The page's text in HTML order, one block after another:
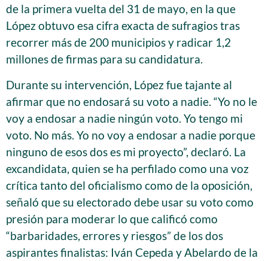
de la primera vuelta del 31 de mayo, en la que
López obtuvo esa cifra exacta de sufragios tras
recorrer más de 200 municipios y radicar 1,2
millones de firmas para su candidatura.
Durante su intervención, López fue tajante al
afirmar que no endosará su voto a nadie. “Yo no le
voy a endosar a nadie ningún voto. Yo tengo mi
voto. No más. Yo no voy a endosar a nadie porque
ninguno de esos dos es mi proyecto”, declaró. La
excandidata, quien se ha perfilado como una voz
crítica tanto del oficialismo como de la oposición,
señaló que su electorado debe usar su voto como
presión para moderar lo que calificó como
“barbaridades, errores y riesgos” de los dos
aspirantes finalistas: Iván Cepeda y Abelardo de la